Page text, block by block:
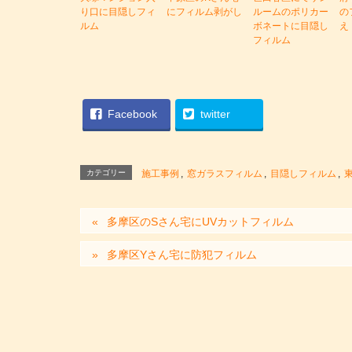
り口に目隠しフィ
ルム
にフィルム剥がし
ルームのポリカー
ボネートに目隠し
フィルム
の
え
Facebook twitter
カテゴリー 施工事例 窓ガラスフィルム 目隠しフィルム
多摩区のSさん宅にUVカットフィルム
多摩区Yさん宅に防犯フィルム